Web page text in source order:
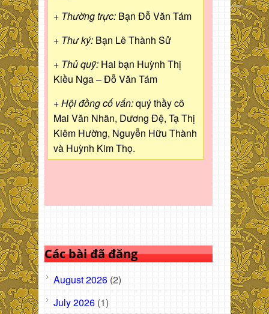
+ Thường trực: Bạn Đỗ Văn Tám
+ Thư ký: Bạn Lê Thành Sử
+ Thủ quỹ: Hai bạn Huỳnh Thị
Kiều Nga – Đỗ Văn Tám
+ Hội đồng cố vấn:quý thầy cô
Mai Văn Nhãn, Dương Đệ, Tạ Thị
Kiêm Hường, Nguyễn Hữu Thành
và Huỳnh Kim Thọ.
Các bài đã đăng
August 2026 (2)
July 2026 (1)